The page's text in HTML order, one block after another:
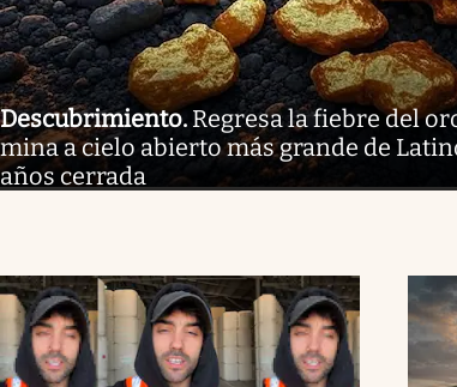
Descubrimiento. Regresa la fiebre del
mina a cielo abierto más grande de
años cerrada